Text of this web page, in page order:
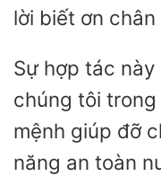
lời biết ơn chân
Sự hợp tác
chúng tôi
mệnh giúp đỡ
năng an toàn